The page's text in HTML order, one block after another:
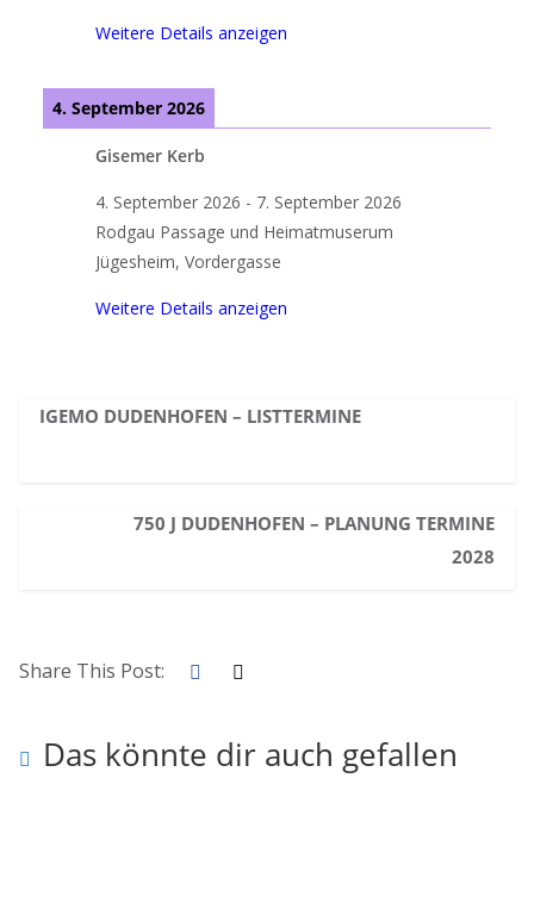
Weitere Details anzeigen
4. September 2026
Gisemer Kerb
4. September 2026 - 7. September 2026
Rodgau Passage und Heimatmuserum
Jügesheim, Vordergasse
Weitere Details anzeigen
IGEMO DUDENHOFEN – LISTTERMINE
750 J DUDENHOFEN – PLANUNG TERMINE
2028
Share This Post:
Das könnte dir auch gefallen